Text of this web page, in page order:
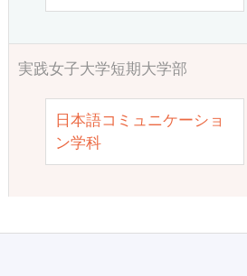
実践女子大学短期大学部
日本語コミュニケーショ
ン学科